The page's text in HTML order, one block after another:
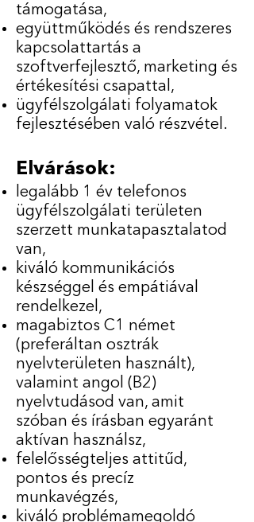
támogatása,
együttműködés és rendszeres
kapcsolattartás a
szoftverfejlesztő, marketing és
értékesítési csapattal,
ügyfélszolgálati folyamatok
fejlesztésében való részvétel.
Elvárások:
legalább 1 év telefonos
ügyfélszolgálati területen
szerzett munkatapasztalatod
van,
kiváló kommunikációs
készséggel és empátiával
rendelkezel,
magabiztos C1 német
(preferáltan osztrák
nyelvterületen használt),
valamint angol (B2)
nyelvtudásod van, amit
szóban és írásban egyaránt
aktívan használsz,
felelősségteljes attitűd,
pontos és precíz
munkavégzés,
kiváló problémamegoldó